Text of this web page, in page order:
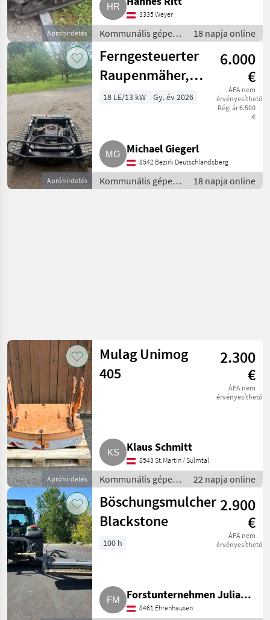
Apróhirdetés
3335 Weyer
Kommunális gépek
/ Rézsűkasza
18 napja online
Apróhirdetés
Ferngesteuerter
Raupenmäher,
Mähroboter,
6.000
€
ÁFA nem
érvényesíthető
Régi ár 6.500
€
18 LE/13 kW Gy. év 2026
Michael Giegerl
8542 Bezirk Deutschlandsberg
Kommunális gépek
/ Rézsűkasza
18 napja online
Apróhirdetés
Mulag Unimog
405
2.300
€
ÁFA nem
érvényesíthető
Klaus Schmitt
8543 St.Martin / Sulmtal
Kommunális gépek
/ Rézsűkasza
22 napja online
Böschungsmulcher
Blackstone
2.900
€
ÁFA nem
érvényesíthető
100 h
Forstunternehmen Julian
Macek
8461 Ehrenhausen